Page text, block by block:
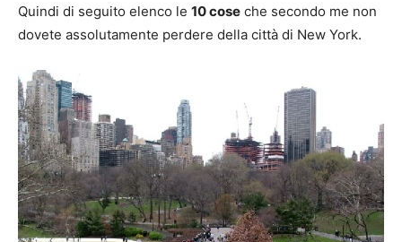
Quindi di seguito elenco le 10 cose che secondo me non
dovete assolutamente perdere della città di New York.